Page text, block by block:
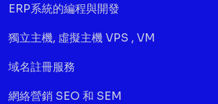
ERP系統的編程與開發
獨立主機, 虛擬主機 VPS , VM
域名註冊服務
網絡營銷 SEO 和 SEM